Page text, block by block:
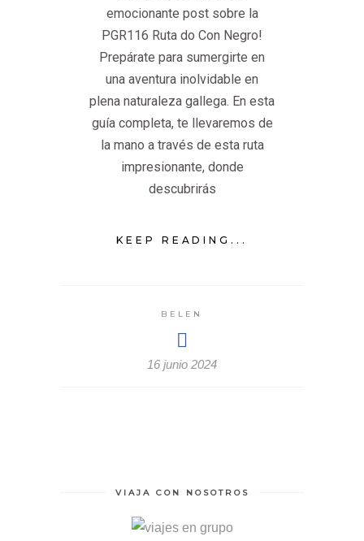
emocionante post sobre la
PGR116 Ruta do Con Negro!
Prepárate para sumergirte en
una aventura inolvidable en
plena naturaleza gallega. En esta
guía completa, te llevaremos de
la mano a través de esta ruta
impresionante, donde
descubrirás
KEEP READING...
BELEN
16 junio 2024
VIAJA CON NOSOTROS